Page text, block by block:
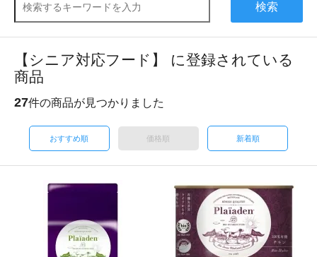
検索
【シニア対応フード】 に登録されている
商品
27件の商品が見つかりました
おすすめ順 価格順 新着順